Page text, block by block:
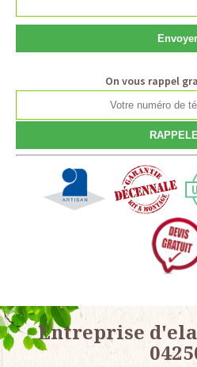
On vous rappel
Entreprise